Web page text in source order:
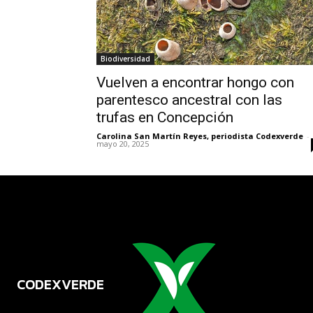
Biodiversidad
Vuelven a encontrar hongo con
parentesco ancestral con las
trufas en Concepción
Carolina San Martín Reyes, periodista Codexverde -
mayo 20, 2025
CODEXVERDE